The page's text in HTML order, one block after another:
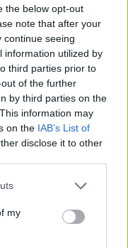
the below opt-out
note that after your
continue seeing
information utilized by
third parties prior to
of the further
by third parties on the
information may
on the IAB’s List of
disclose it to other
my
sábado 18 de
se conocerá